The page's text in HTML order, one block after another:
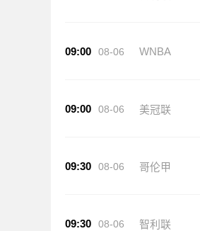
09:00 08-06 WNBA
09:00 08-06 美冠联
09:30 08-06 哥伦甲
09:30 08-06 智利联